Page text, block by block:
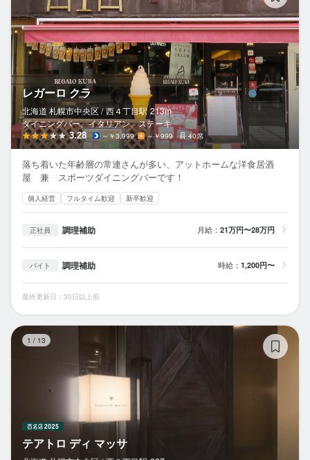
レガーロ クラ
北海道 札幌市中央区 / 西４丁目駅 213m
ダイニングバー、イタリアン、ステーキ
3.28 ～￥3,999 ～￥999 40席
落ち着いた年齢層の常連さんが多い、アットホームな洋食居酒
屋 兼 スポーツダイニングバーです！
個人経営 フルタイム歓迎 新卒歓迎
正社員 調理補助 月給： 21万円〜28万円
バイト 調理補助 時給： 1,200円〜
最終更新日：30日以上前
1 / 13
テアトロ ディ マッサ